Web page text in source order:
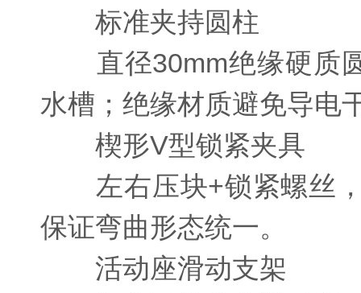
标准夹持圆柱
直径30mm绝缘硬质圆
水槽；绝缘材质避免导电
楔形V型锁紧夹具
左右压块+锁紧螺丝，
保证弯曲形态统一。
活动座滑动支架